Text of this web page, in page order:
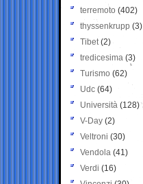
terremoto (402)
thyssenkrupp (3)
Tibet(2)
tredicesima (3)
Turismo (62)
Udc (64)
Università (128)
V-Day (2)
Veltroni (30)
Vendola (41)
Verdi (16)